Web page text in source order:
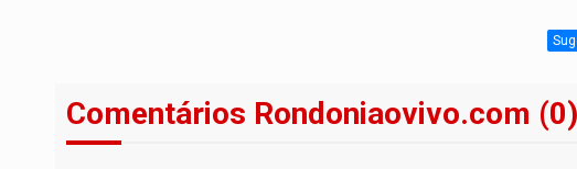
Comentários Rondoniaovivo.com (0)